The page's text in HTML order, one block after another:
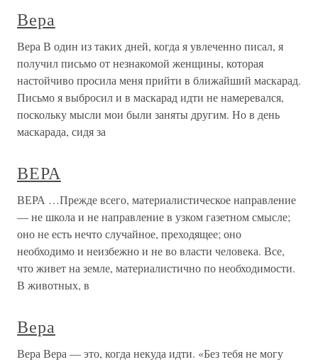
Вера
Вера В один из таких дней, когда я увлеченно писал, я
получил письмо от незнакомой женщины, которая
настойчиво просила меня прийти в ближайший маскарад.
Письмо я выбросил и в маскарад идти не намеревался,
поскольку мысли мои были заняты другим. Но в день
маскарада, сидя за
ВЕРА
ВЕРА …Прежде всего, материалистическое направление
— не школа и не направление в узком газетном смысле;
оно не есть нечто случайное, преходящее; оно
необходимо и неизбежно и не во власти человека. Все,
что живет на земле, материалистично по необходимости.
В животных, в
Вера
Вера Вера — это, когда некуда идти. «Без тебя не могу